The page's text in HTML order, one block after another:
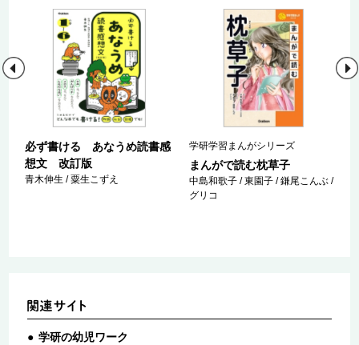
必ず書ける あなうめ読書感
想文 改訂版
青木伸生 / 粟生こずえ
学研学習まんがシリーズ
まんがで読む枕草子
中島和歌子 / 東園子 / 鎌尾こんぶ /
グリコ
学研の幼児ワーク